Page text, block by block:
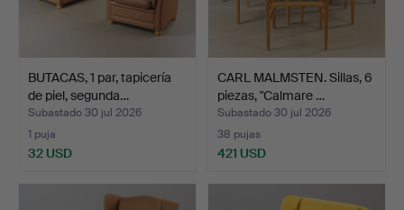
BUTACAS, 1 par, tapicería
de piel, segunda…
Subastado 30 jul 2026
1 puja
32 USD
CARL MALMSTEN. Sillas, 6
piezas, "Calmare …
Subastado 30 jul 2026
38 pujas
421 USD